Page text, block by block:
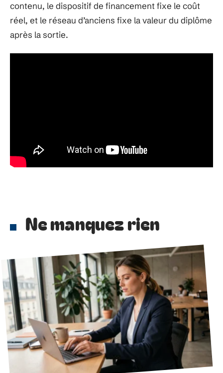
contenu, le dispositif de financement fixe le coût
réel, et le réseau d’anciens fixe la valeur du diplôme
après la sortie.
Ne manquez rien